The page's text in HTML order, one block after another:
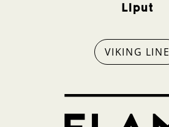
Liput
VIKING LINE